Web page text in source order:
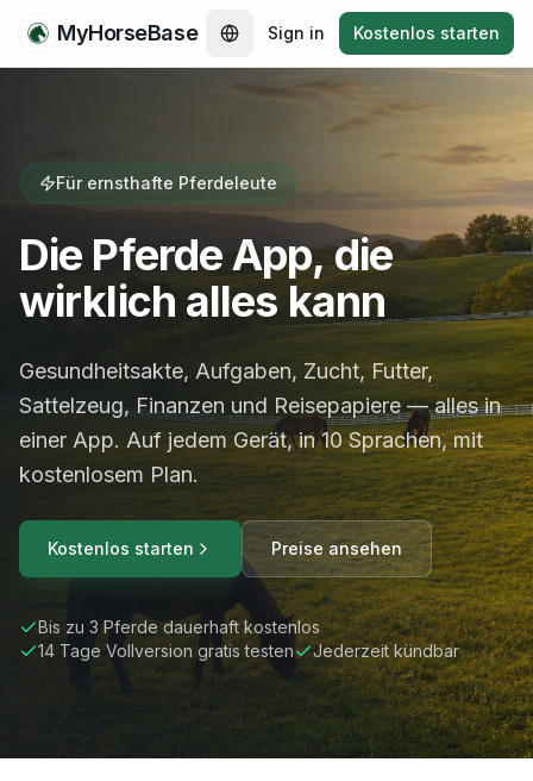
MyHorseBase Sign in Kostenlos starten
Für ernsthafte Pferdeleute
Die Pferde App, die
wirklich alles kann
Gesundheitsakte, Aufgaben, Zucht, Futter,
Sattelzeug, Finanzen und Reisepapiere — alles in
einer App. Auf jedem Gerät, in 10 Sprachen, mit
kostenlosem Plan.
Kostenlos starten Preise ansehen
Bis zu 3 Pferde dauerhaft kostenlos
14 Tage Vollversion gratis testen
Jederzeit kündbar